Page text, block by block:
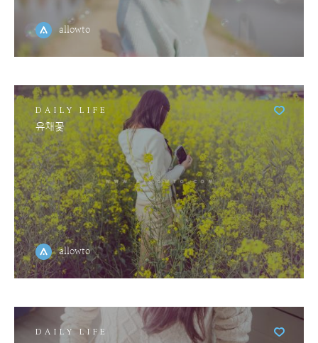
allowto
DAILY LIFE
유채꽃
allowto
DAILY LIFE